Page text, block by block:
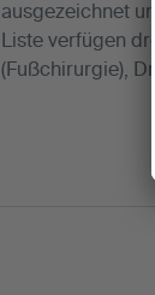
ausgezeichnet
Liste verfügen
(Fußchirurgie),